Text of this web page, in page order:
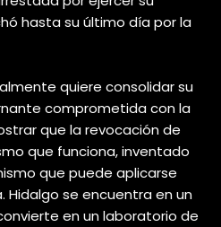
hasta su último día por la
quiere consolidar su
comprometida con la
que la revocación de
que funciona, inventado
que puede aplicarse
Hidalgo se encuentra en un
en un laboratorio de